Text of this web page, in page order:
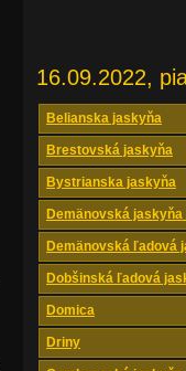
16.09.2022,
Belianska jaskyňa
Brestovská jaskyňa
Bystrianska jaskyňa
Demänovská
Demänovská ľadová
Dobšinská ľadová
Domica
Driny